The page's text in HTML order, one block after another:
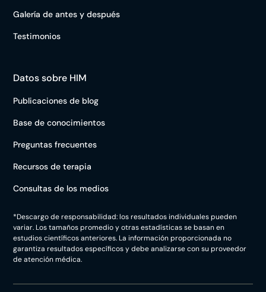
Galería de antes y después
Testimonios
Datos sobre HIM
Publicaciones de blog
Base de conocimientos
Preguntas frecuentes
Recursos de terapia
Consultas de los medios
*Descargo de responsabilidad: los resultados individuales pueden
variar. Los tamaños promedio y otras estadísticas se basan en
estudios científicos anteriores. La información proporcionada no
garantiza resultados específicos y debe analizarse con su proveedor
de atención médica.